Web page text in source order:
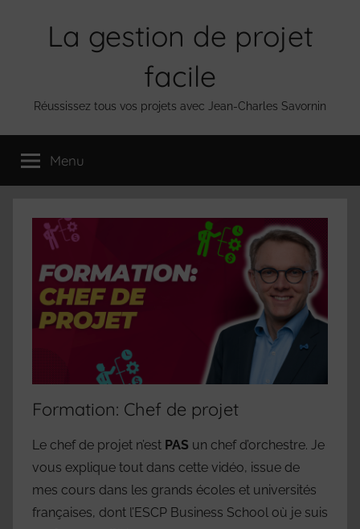
La gestion de projet
facile
Réussissez tous vos projets avec Jean-Charles Savornin
Menu
Formation: Chef de projet
Le chef de projet n’est PAS un chef d’orchestre. Je
vous explique tout dans cette vidéo, issue de
mes cours dans les grands écoles et universités
françaises, dont l’ESCP Business School où je suis